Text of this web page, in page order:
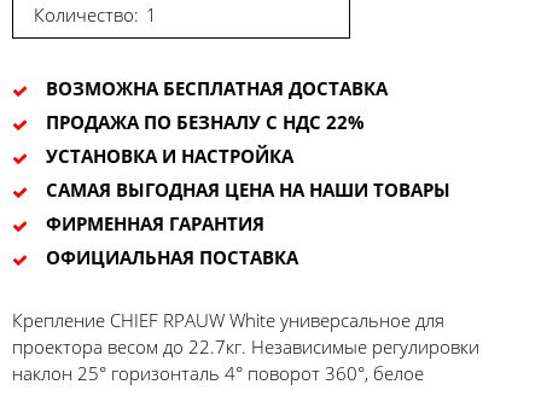
Количество:
ВОЗМОЖНА БЕСПЛАТНАЯ ДОСТАВКА
ПРОДАЖА ПО БЕЗНАЛУ С НДС 22%
УСТАНОВКА И НАСТРОЙКА
САМАЯ ВЫГОДНАЯ ЦЕНА НА НАШИ ТОВАРЫ
ФИРМЕННАЯ ГАРАНТИЯ
ОФИЦИАЛЬНАЯ ПОСТАВКА
Крепление CHIEF RPAUW White универсальное для
проектора весом до 22.7кг. Независимые регулировки
наклон 25° горизонталь 4° поворот 360°, белое